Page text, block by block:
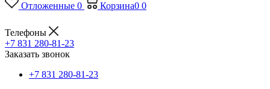
Отложенные 0 Корзина0 0
Телефоны
+7 831 280-81-23
Заказать звонок
+7 831 280-81-23